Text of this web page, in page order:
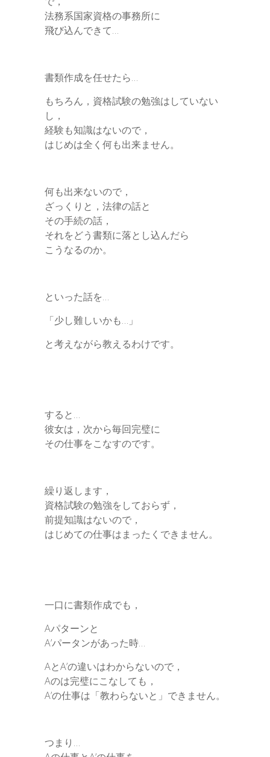
法務系国家資格の事務所に
飛び込んできて…
書類作成を任せたら…
もちろん，資格試験の勉強はしていない
し，
経験も知識はないので，
はじめは全く何も出来ません。
何も出来ないので，
ざっくりと，法律の話と
その手続の話，
それをどう書類に落とし込んだら
こうなるのか。
といった話を…
「少し難しいかも…」
と考えながら教えるわけです。
すると…
彼女は，次から毎回完璧に
その仕事をこなすのです。
繰り返します，
資格試験の勉強をしておらず，
前提知識はないので，
はじめての仕事はまったくできません。
一口に書類作成でも，
Aパターンと
A’パータンがあった時…
AとA’の違いはわからないので，
Aのは完璧にこなしても，
A’の仕事は「教わらないと」できません。
つまり…